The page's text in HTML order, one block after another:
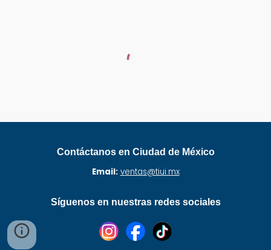
Contáctanos en Ciudad de México
Email: ventas@tiui.mx
Síguenos en nuestras redes sociales